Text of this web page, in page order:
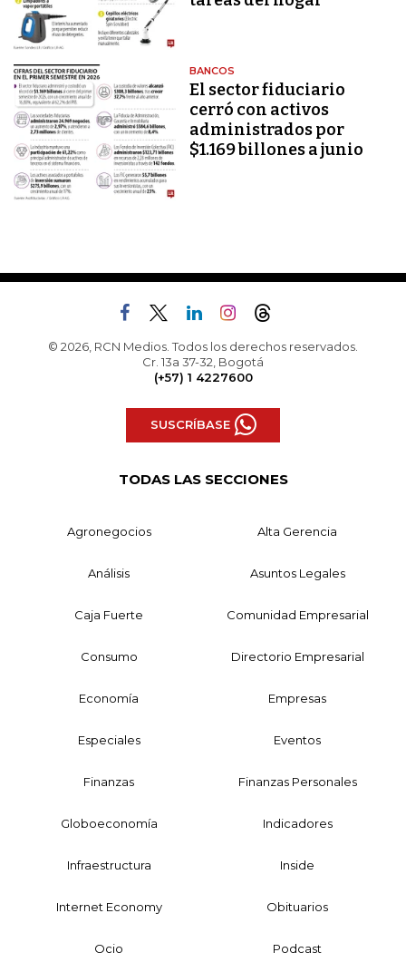
BANCOS
El sector fiduciario
cerró con activos
administrados por
$1.169 billones a junio
© 2026, RCN Medios. Todos los derechos reservados.
Cr. 13a 37-32, Bogotá
(+57) 1 4227600
SUSCRÍBASE
TODAS LAS SECCIONES
Agronegocios Alta Gerencia
Análisis Asuntos Legales
Caja Fuerte Comunidad Empresarial
Consumo Directorio Empresarial
Economía Empresas
Especiales Eventos
Finanzas Finanzas Personales
Globoeconomía Indicadores
Infraestructura Inside
Internet Economy Obituarios
Ocio Podcast